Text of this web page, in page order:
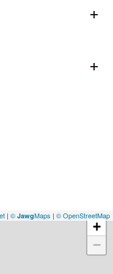
+
−
| © JawgMaps | © OpenStreetMap